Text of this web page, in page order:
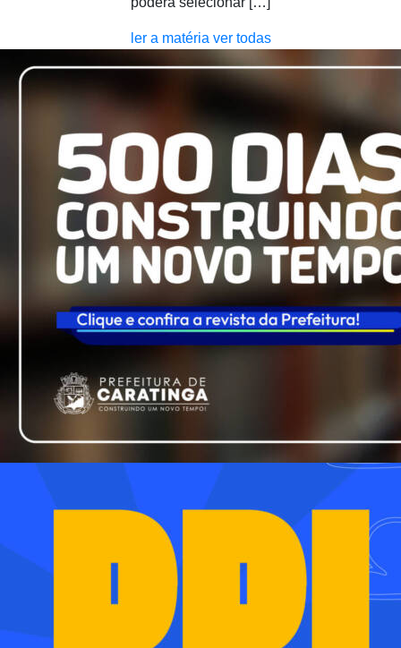
ler a matéria ver todas